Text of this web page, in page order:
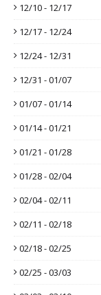
12/10 - 12/17
12/17 - 12/24
12/24 - 12/31
12/31 - 01/07
01/07 - 01/14
01/14 - 01/21
01/21 - 01/28
01/28 - 02/04
02/04 - 02/11
02/11 - 02/18
02/18 - 02/25
02/25 - 03/03